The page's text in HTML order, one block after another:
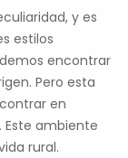
y es
estilos
encontrar
Pero esta
en
Este ambiente
rural.